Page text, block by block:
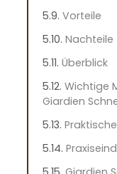
Vorteile
Nachteile
Überblick
Wichtige
Giardien